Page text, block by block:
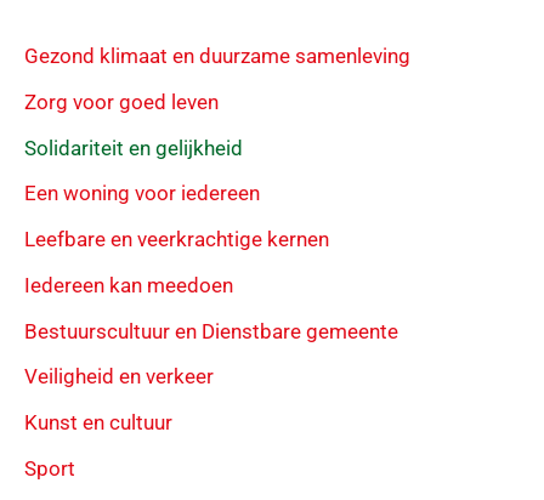
Gezond klimaat en duurzame samenleving
Zorg voor goed leven
Solidariteit en gelijkheid
Een woning voor iedereen
Leefbare en veerkrachtige kernen
Iedereen kan meedoen
Bestuurscultuur en Dienstbare gemeente
Veiligheid en verkeer
Kunst en cultuur
Sport